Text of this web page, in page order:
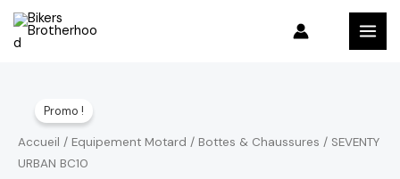
Aller
Promo !
Accueil / Equipement Motard / Bottes & Chaussures / SEVENTY
URBAN BC10
prix
prix
SEVENTY
URBAN